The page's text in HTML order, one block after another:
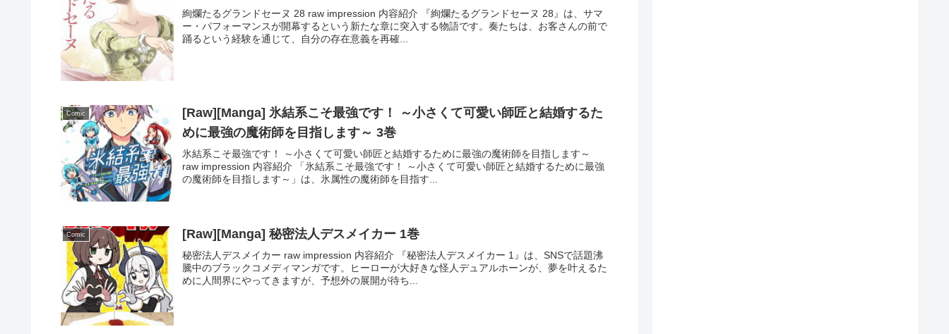
絢爛たるグランドセーヌ 28 raw impression 内容紹介 『絢爛たるグランドセーヌ 28』は、サマ
ー・パフォーマンスが開幕するという新たな章に突入する物語です。奏たちは、お客さんの前で
踊るという経験を通じて、自分の存在意義を再確...
Comic
[Raw][Manga] 氷結系こそ最強です！ ～小さくて可愛い師匠と結婚するた
めに最強の魔術師を目指します～ 3巻
氷結系こそ最強です！ ～小さくて可愛い師匠と結婚するために最強の魔術師を目指します～
raw impression 内容紹介 「氷結系こそ最強です！ ～小さくて可愛い師匠と結婚するために最強
の魔術師を目指します～」は、氷属性の魔術師を目指す...
Comic [Raw][Manga] 秘密法人デスメイカー 1巻
秘密法人デスメイカー raw impression 内容紹介 『秘密法人デスメイカー 1』は、SNSで話題沸
騰中のブラックコメディマンガです。ヒーローが大好きな怪人デュアルホーンが、夢を叶えるた
めに人間界にやってきますが、予想外の展開が待ち...